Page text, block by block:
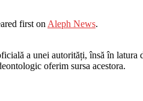
first on Aleph News.
a unei autorități, însă în
oferim sursa acestora.